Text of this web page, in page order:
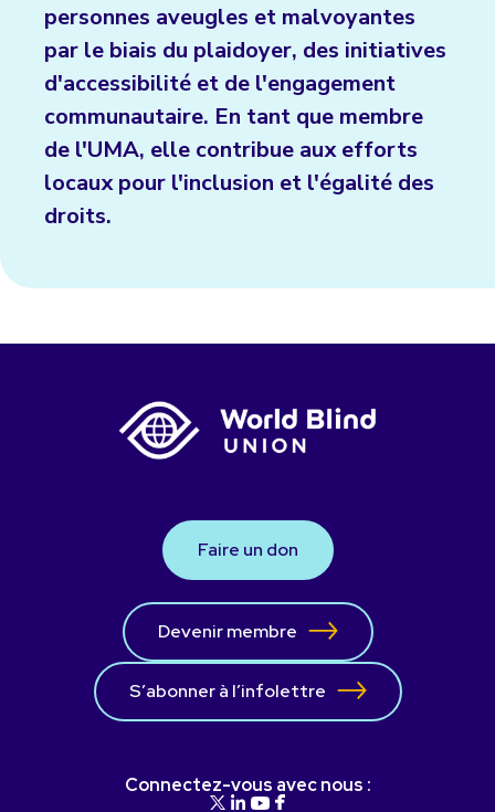
personnes aveugles et malvoyantes
par le biais du plaidoyer, des initiatives
d'accessibilité et de l'engagement
communautaire. En tant que membre
de l'UMA, elle contribue aux efforts
locaux pour l'inclusion et l'égalité des
droits.
Faire un don
Devenir membre
S’abonner à l’infolettre
Connectez-vous avec nous :